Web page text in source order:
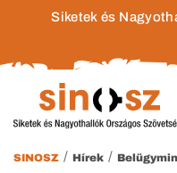
Siketek és
SINOSZ / Hírek /